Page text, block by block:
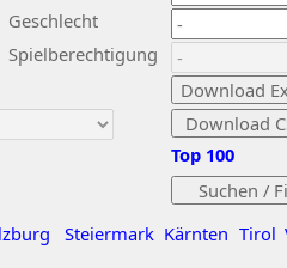
Geschlecht
Spielberechtigung
Steiermark Kärnten Tirol
Top 100